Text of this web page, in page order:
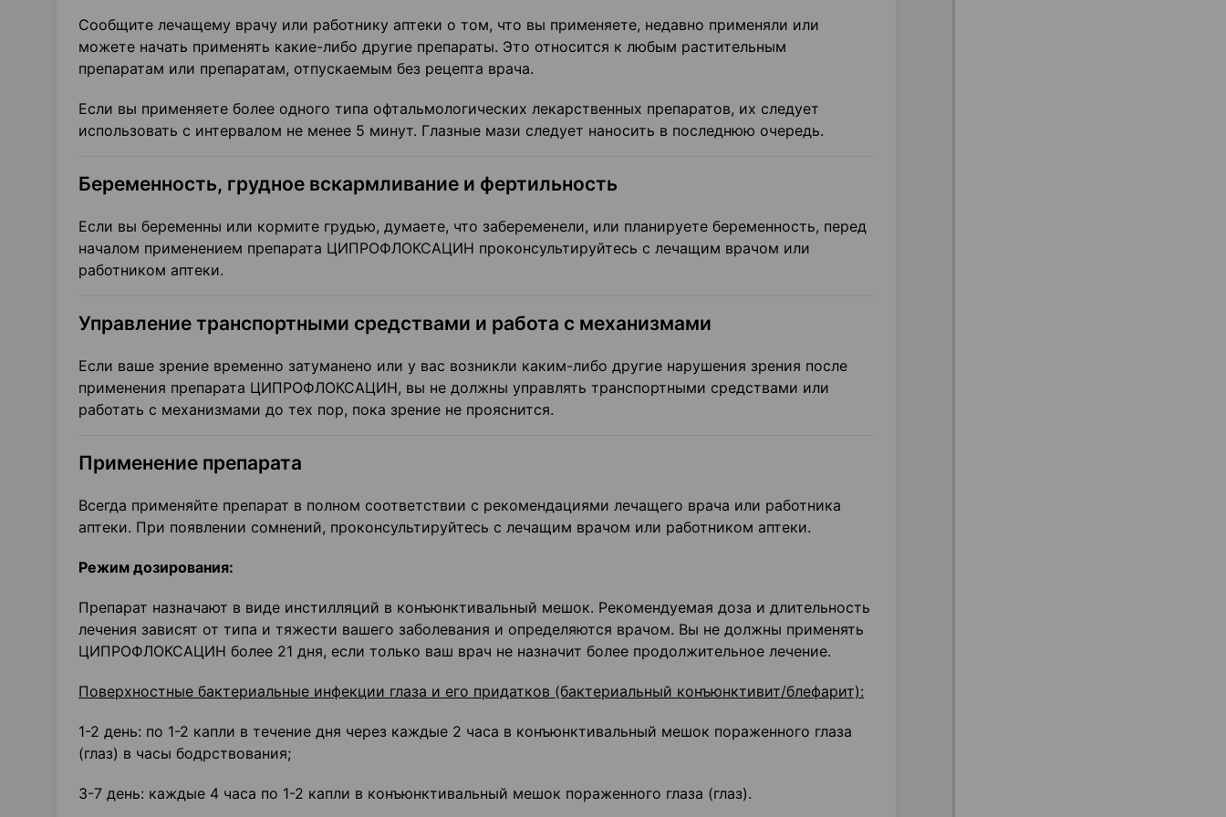
Сообщите лечащему врачу или работнику аптеки о том, что вы применяете, недавно применяли или
можете начать применять какие-либо другие препараты. Это относится к любым растительным
препаратам или препаратам, отпускаемым без рецепта врача.
Если вы применяете более одного типа офтальмологических лекарственных препаратов, их следует
использовать с интервалом не менее 5 минут. Глазные мази следует наносить в последнюю очередь.
Беременность, грудное вскармливание и фертильность
Если вы беременны или кормите грудью, думаете, что забеременели, или планируете беременность, перед
началом применением препарата ЦИПРОФЛОКСАЦИН проконсультируйтесь с лечащим врачом или
работником аптеки.
Управление транспортными средствами и работа с механизмами
Если ваше зрение временно затуманено или у вас возникли каким-либо другие нарушения зрения после
применения препарата ЦИПРОФЛОКСАЦИН, вы не должны управлять транспортными средствами или
работать с механизмами до тех пор, пока зрение не прояснится.
Применение препарата
Всегда применяйте препарат в полном соответствии с рекомендациями лечащего врача или работника
аптеки. При появлении сомнений, проконсультируйтесь с лечащим врачом или работником аптеки.
Режим дозирования:
Препарат назначают в виде инстилляций в конъюнктивальный мешок. Рекомендуемая доза и длительность
лечения зависят от типа и тяжести вашего заболевания и определяются врачом. Вы не должны применять
ЦИПРОФЛОКСАЦИН более 21 дня, если только ваш врач не назначит более продолжительное лечение.
Поверхностные бактериальные инфекции глаза и его придатков (бактериальный конъюнктивит/блефарит):
1-2 день: по 1-2 капли в течение дня через каждые 2 часа в конъюнктивальный мешок пораженного глаза
(глаз) в часы бодрствования;
3-7 день: каждые 4 часа по 1-2 капли в конъюнктивальный мешок пораженного глаза (глаз).